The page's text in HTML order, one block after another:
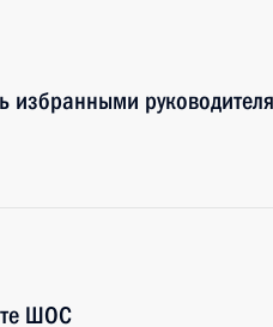
избранными
ШОС